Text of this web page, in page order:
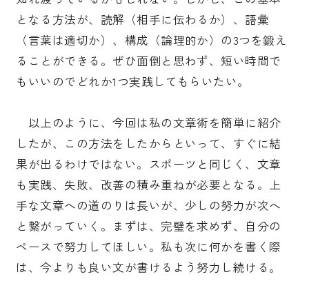
となる方法が、読解（相手に伝わるか）、語彙
（言葉は適切か）、構成（論理的か）の3つを鍛え
ることができる。ぜひ面倒と思わず、短い時間で
もいいのでどれか1つ実践してもらいたい。
以上のように、今回は私の文章術を簡単に紹介
したが、この方法をしたからといって、すぐに結
果が出るわけではない。スポーツと同じく、文章
も実践、失敗、改善の積み重ねが必要となる。上
手な文章への道のりは長いが、少しの努力が次へ
と繋がっていく。まずは、完璧を求めず、自分の
ペースで努力してほしい。私も次に何かを書く際
は、今よりも良い文が書けるよう努力し続ける。